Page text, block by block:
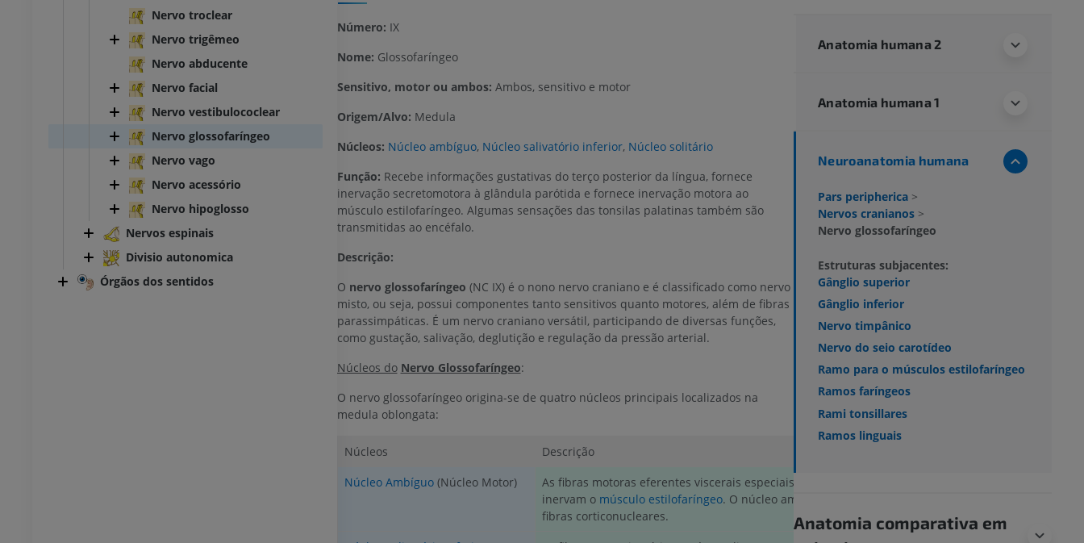
Nervo troclear
Nervo trigêmeo
Nervo abducente
Nervo facial
Nervo vestibulococlear
Nervo glossofaríngeo
Nervo vago
Nervo acessório
Nervo hipoglosso
Nervos espinais
Divisio autonomica
Órgãos dos sentidos
Número: IX
Nome: Glossofaríngeo
Sensitivo, motor ou ambos: Ambos, sensitivo e motor
Origem/Alvo: Medula
Núcleos: Núcleo ambíguo, Núcleo salivatório inferior, Núcleo solitário
Função: Recebe informações gustativas do terço posterior da língua, fornece
inervação secretomotora à glândula parótida e fornece inervação motora ao
músculo estilofaríngeo. Algumas sensações das tonsilas palatinas também são
transmitidas ao encéfalo.
Descrição:
O nervo glossofaríngeo (NC IX) é o nono nervo craniano e é classificado como nervo
misto, ou seja, possui componentes tanto sensitivos quanto motores, além de fibras
parassimpáticas. É um nervo craniano versátil, participando de diversas funções,
como gustação, salivação, deglutição e regulação da pressão arterial.
Núcleos do Nervo Glossofaríngeo:
O nervo glossofaríngeo origina-se de quatro núcleos principais localizados na
medula oblongata:
Núcleos
Descrição
Núcleo Ambíguo(Núcleo Motor) As fibras motoras eferentes viscerais especiais do
inervam o músculo estilofaríngeo. O núcleo ambíguo recebe aferências corticais bilaterais por
fibras corticonucleares.
Anatomia humana 2
Anatomia humana 1
Neuroanatomia humana
Pars peripherica >
Nervos cranianos >
Nervo glossofaríngeo
Estruturas subjacentes:
Gânglio superior
Gânglio inferior
Nervo timpânico
Nervo do seio carotídeo
Ramo para o músculos estilofaríngeo
Ramos faríngeos
Rami tonsillares
Ramos linguais
Anatomia comparativa em